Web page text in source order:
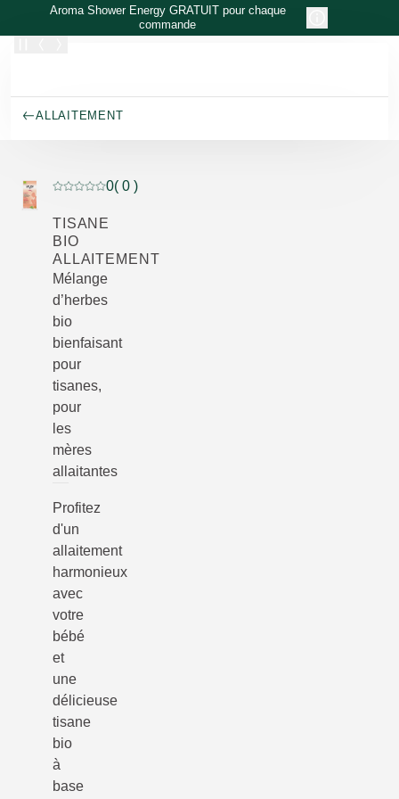
Allez au contenu principal
Aroma Shower Energy GRATUIT pour chaque
commande
ALLAITEMENT
Note actuelle : 0 sur 5 étoiles Noté par 0 clients
0( 0 )
TISANE
BIO
ALLAITEMENT
Mélange
d’herbes
bio
bienfaisant
pour
tisanes,
pour
les
mères
allaitantes
Profitez
d'un
allaitement
harmonieux
avec
votre
bébé
et
une
délicieuse
tisane
bio
à
base